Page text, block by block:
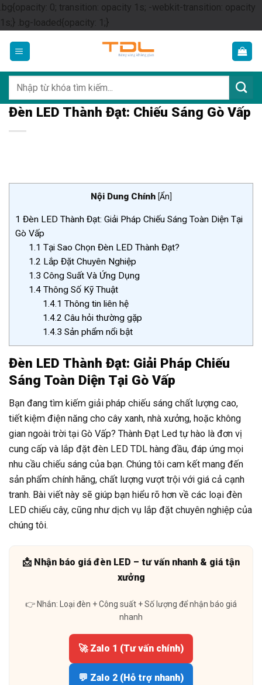
.bg{opacity: 0; transition: opacity 1s; -webkit-transition: opacity
1s;} .bg-loaded{opacity: 1;}Skip
content
kiếm:
Đèn LED Thành Đạt: Chiếu Sáng Gò Vấp
Nội Dung Chính [Ẩn]
1 Đèn LED Thành Đạt: Giải Pháp Chiếu Sáng Toàn Diện Tại
Gò Vấp
1.1 Tại Sao Chọn Đèn LED Thành Đạt?
1.2 Lắp Đặt Chuyên Nghiệp
1.3 Công Suất Và Ứng Dụng
1.4 Thông Số Kỹ Thuật
1.4.1 Thông tin liên hệ
1.4.2 Câu hỏi thường gặp
1.4.3 Sản phẩm nổi bật
Đèn LED Thành Đạt: Giải Pháp Chiếu
Sáng Toàn Diện Tại Gò Vấp
Bạn đang tìm kiếm giải pháp chiếu sáng chất lượng cao,
tiết kiệm điện năng cho cây xanh, nhà xưởng, hoặc không
gian ngoài trời tại Gò Vấp? Thành Đạt Led tự hào là đơn vị
cung cấp và lắp đặt đèn LED TDL hàng đầu, đáp ứng mọi
nhu cầu chiếu sáng của bạn. Chúng tôi cam kết mang đến
sản phẩm chính hãng, chất lượng vượt trội với giá cả cạnh
tranh. Bài viết này sẽ giúp bạn hiểu rõ hơn về các loại đèn
LED chiếu cây, cũng như dịch vụ lắp đặt chuyên nghiệp của
chúng tôi.
📩 Nhận báo giá đèn LED – tư vấn nhanh & giá tận
xưởng
👉 Nhắn: Loại đèn + Công suất + Số lượng để nhận báo giá
nhanh
🚀 Zalo 1 (Tư vấn chính)
💬 Zalo 2 (Hỗ trợ nhanh)